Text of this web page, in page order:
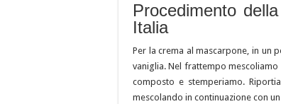
Procedimento
Italia
Per la crema al mascarpone, in un
vaniglia. Nel frattempo mescoliamo
composto e stemperiamo.
mescolando in continuazione con